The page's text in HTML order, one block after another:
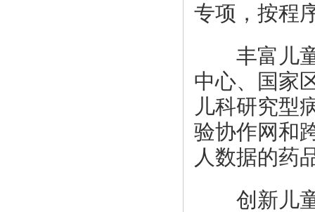
专项，按程
丰富儿童
中心、国家
儿科研究型
验协作网和
人数据的药
创新儿童